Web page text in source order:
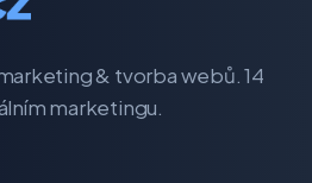
& tvorba webů. 14
marketingu.